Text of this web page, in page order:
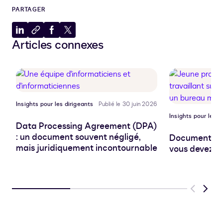
PARTAGER
Partager
sur
Copier
dans
papiers
Partager
sur
Partager
sur
Articles connexes
Insights pour les dirigeants Publié le 30 juin 2026
Data Processing Agreement (DPA)
: un document souvent négligé,
mais juridiquement incontournable
Insights pour les
Document
vous devez
Previous
Next